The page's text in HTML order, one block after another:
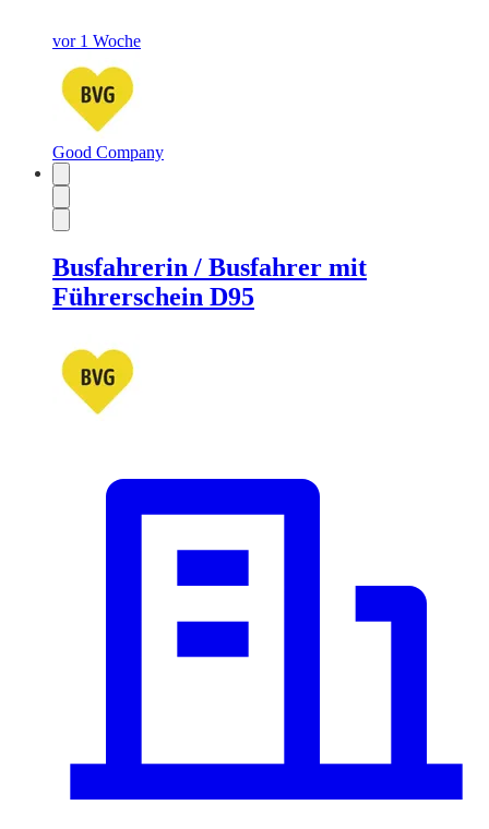
vor 1 Woche
Good Company
Busfahrerin / Busfahrer mit
Führerschein D95